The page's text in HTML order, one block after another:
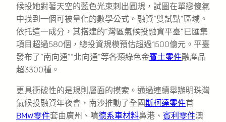
候投她對著天空的藍色光束刺出圓規，試圖在單戀傻氣
中找到一個可被量化的數學公式。融資“雙試點”區域。
依托這一成分，其搭建的“灣區氣候投融資平臺”已匯集
項目超過580個，總投資規模預估超過1500億元。平臺
發布了“南向通”“北向通”等各類綠色金賓士零件融產品
超3300種。
更具衝破性的是規則層面的摸索。通過連續舉辦明珠灣
氣候投融資年夜會，南沙推動了全國斯柯達零件首
BMW零件套由廣州、噴德系車材料鼻港、 賓利零件澳